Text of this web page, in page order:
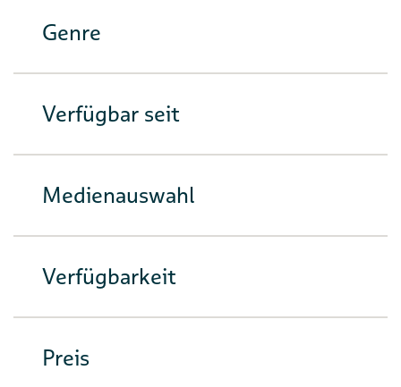
Genre
Verfügbar seit
Medienauswahl
Verfügbarkeit
Preis